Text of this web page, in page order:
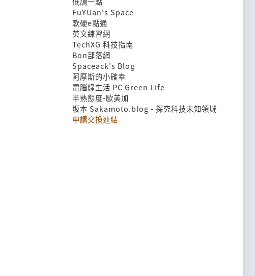
FuYUan's Space
軟硬e點通
英文練習網
TechXG 科技指南
Bon部落網
Spaceack's Blog
阿摩斯的小確幸
電腦綠生活 PC Green Life
半熟態度-歐美加
坂本 Sakamoto.blog - 探究科技未知領域
申請交換連結